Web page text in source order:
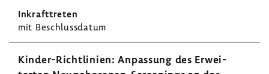
mit Beschluss­datum
Kinder-​Richtlinien: Anpas­sung des Erwei­